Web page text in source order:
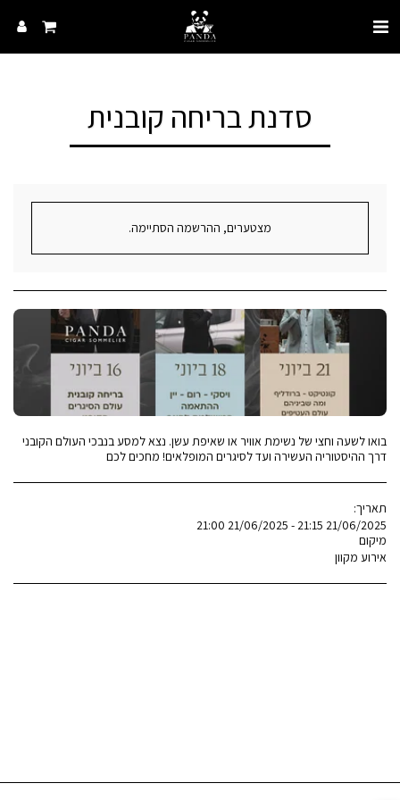
סדנת בריחה קובנית
מצטערים, ההרשמה הסתיימה.
בואו לשעה וחצי של נשימת אוויר או שאיפת עשן. נצא למסע בנבכי העולם הקובני
דרך ההיסטוריה העשירה ועד לסיגרים המופלאים! מחכים לכם
תאריך:
21/06/2025 21:15 - 21/06/2025 21:00
מיקום
אירוע מקוון